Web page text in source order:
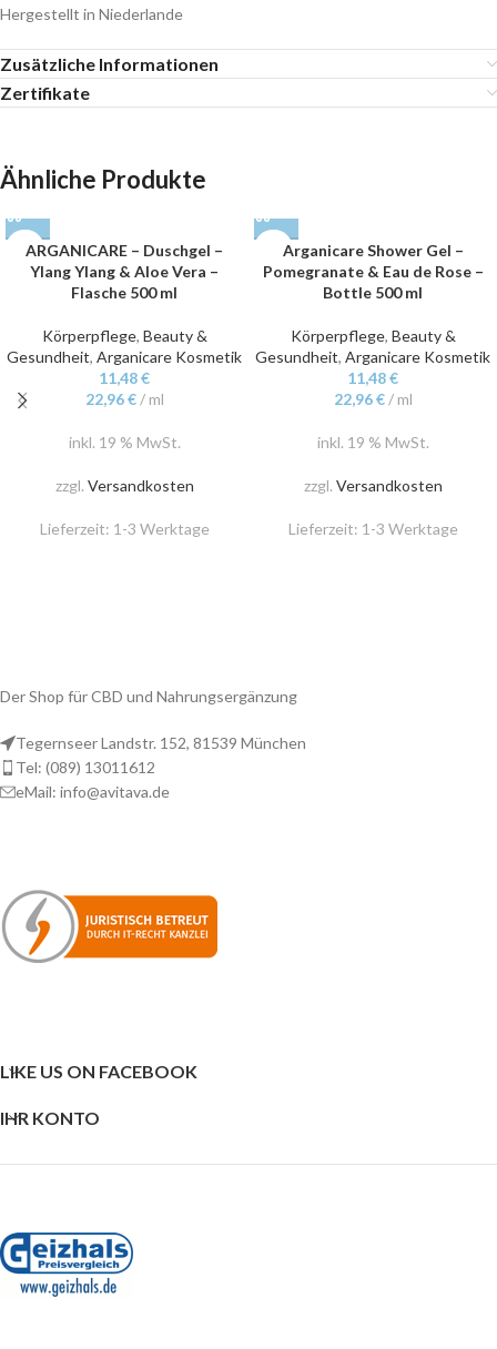
Hergestellt in Niederlande
Zusätzliche Informationen
Zertifikate
Ähnliche Produkte
ARGANICARE – Duschgel –
Ylang Ylang & Aloe Vera –
Flasche 500 ml
Körperpflege, Beauty &
Gesundheit, Arganicare Kosmetik
11,48€
22,96€/ ml
inkl. 19 % MwSt.
zzgl. Versandkosten
Lieferzeit: 1-3 Werktage
Arganicare Shower Gel –
Pomegranate & Eau de Rose –
Bottle 500 ml
Körperpflege, Beauty &
Gesundheit, Arganicare Kosmetik
11,48€
22,96€/ ml
inkl. 19 % MwSt.
zzgl. Versandkosten
Lieferzeit: 1-3 Werktage
Der Shop für CBD und Nahrungsergänzung
Tegernseer Landstr. 152, 81539 München
Tel: (089) 13011612
eMail: info@avitava.de
LIKE US ON FACEBOOK
IHR KONTO